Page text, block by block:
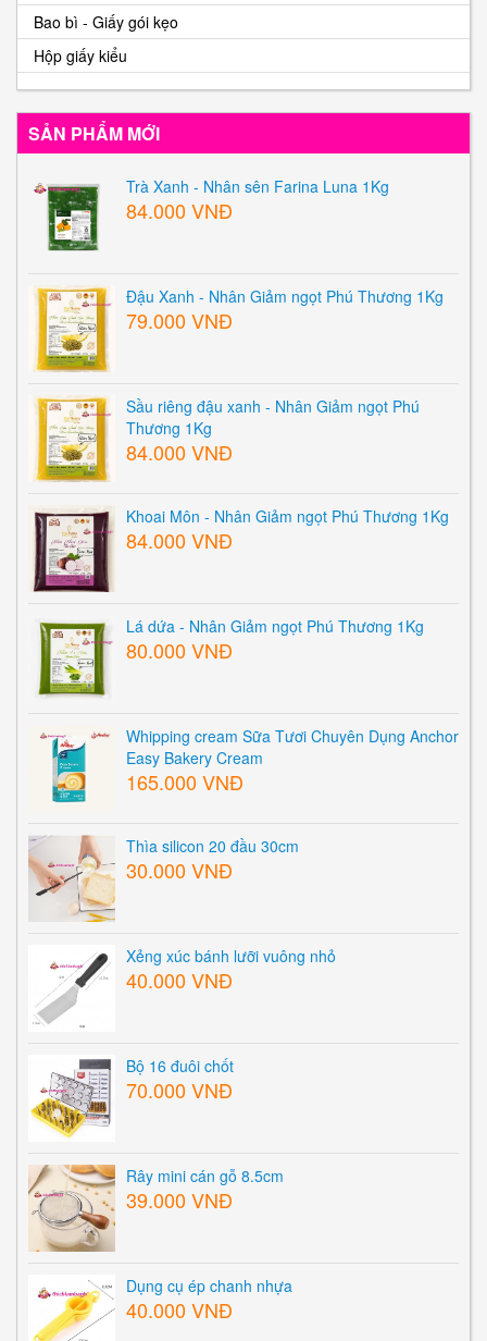
Bao bì - Giấy gói kẹo
Hộp giấy kiểu
SẢN PHẨM MỚI
Trà Xanh - Nhân sên Farina Luna 1Kg
84.000 VNĐ
Đậu Xanh - Nhân Giảm ngọt Phú Thương 1Kg
79.000 VNĐ
Sầu riêng đậu xanh - Nhân Giảm ngọt Phú
Thương 1Kg
84.000 VNĐ
Khoai Môn - Nhân Giảm ngọt Phú Thương 1Kg
84.000 VNĐ
Lá dứa - Nhân Giảm ngọt Phú Thương 1Kg
80.000 VNĐ
Whipping cream Sữa Tươi Chuyên Dụng Anchor
Easy Bakery Cream
165.000 VNĐ
Thìa silicon 20 đầu 30cm
30.000 VNĐ
Xẻng xúc bánh lưỡi vuông nhỏ
40.000 VNĐ
Bộ 16 đuôi chốt
70.000 VNĐ
Rây mini cán gỗ 8.5cm
39.000 VNĐ
Dụng cụ ép chanh nhựa
40.000 VNĐ